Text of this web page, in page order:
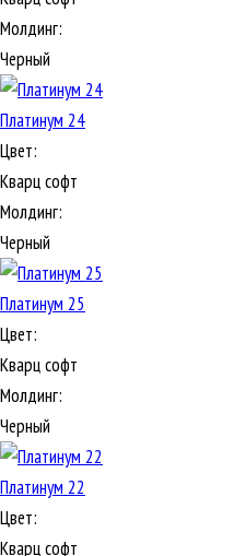
Молдинг:
Черный
Платинум 24
Цвет:
Кварц софт
Молдинг:
Черный
Платинум 25
Цвет:
Кварц софт
Молдинг:
Черный
Платинум 22
Цвет:
Кварц софт